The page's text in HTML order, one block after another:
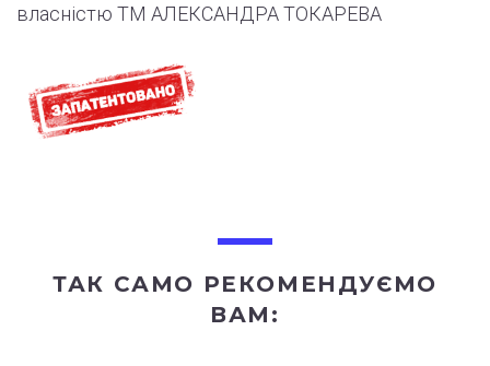
власністю ТМ АЛЕКСАНДРА ТОКАРЕВА
ТАК САМО РЕКОМЕНДУЄМО
ВАМ: